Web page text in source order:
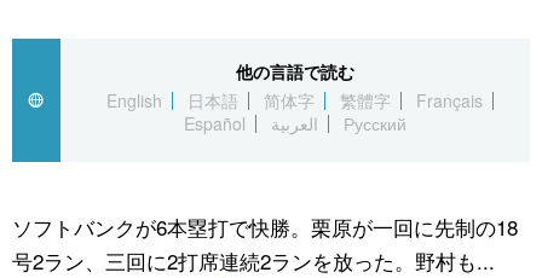
Русский
経済・ビジネス
国際
文化
トップ
アーカイブ
In-depth
Japan Data
動画/Live
スポーツ・東京2020
他の言語で読む
English
日本語 简体字 繁體字
Français
Español
العربية Русский
ソフトバンクが6本塁打で快勝。栗原が一回に先制の18
号2ラン、三回に2打席連続2ランを放った。野村も...